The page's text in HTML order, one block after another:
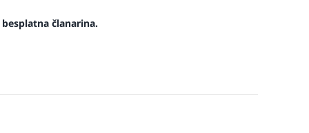
članarina.